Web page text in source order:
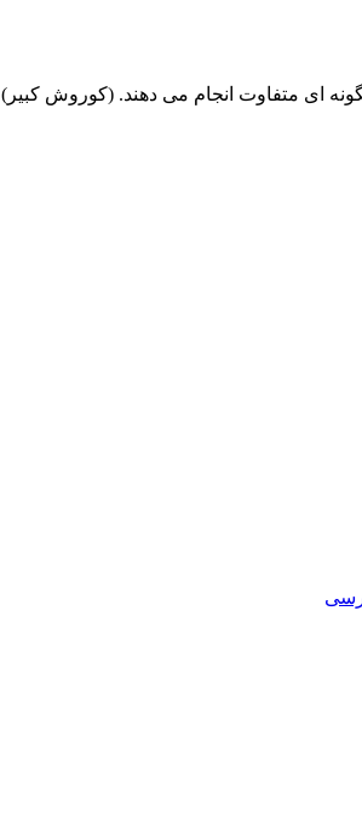
ای متفاوت انجام می دهند. (کوروش کبیر)